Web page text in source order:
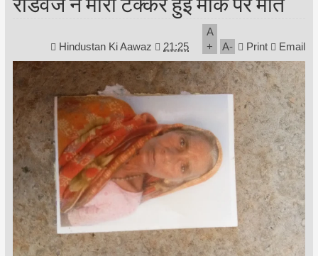
Hindustan Ki Aawaz 21:25
A
+
A- Print Email